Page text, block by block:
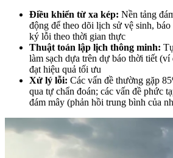
Điều khiển từ xa kép: Nền tảng
động để theo dõi lịch sử vệ sinh,
ký lỗi theo thời gian thực
Thuật toán lập lịch thông minh:
làm sạch dựa trên dự báo thời tiết (ví
đạt hiệu quả tối ưu
Xử lý lỗi: Các vấn đề thường gặp
qua tự chẩn đoán; các vấn đề phức
đám mây (phản hồi trung bình của